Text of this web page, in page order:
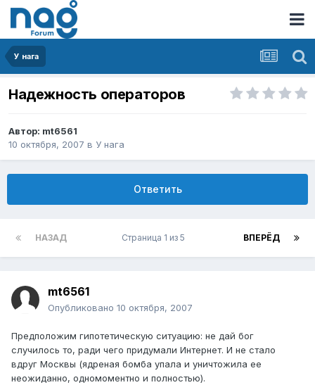
У нага
Надежность операторов
Автор: mt6561
10 октября, 2007 в У нага
Ответить
НАЗАД ВПЕРЁД
Страница 1 из 5
mt6561
Опубликовано 10 октября, 2007
Предположим гипотетическую ситуацию: не дай бог
случилось то, ради чего придумали Интернет. И не стало
вдруг Москвы (ядреная бомба упала и уничтожила ее
неожиданно, одномоментно и полностью).